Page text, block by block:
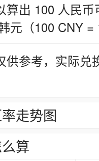
算出 100 人民
元（100 CNY =
供参考，实际
走势图
算